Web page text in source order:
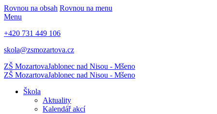
Rovnou na obsah Rovnou na menu
Menu
+420 731 449 106
skola@zsmozartova.cz
ZŠ MozartovaJablonec nad Nisou - Mšeno
ZŠ MozartovaJablonec nad Nisou - Mšeno
Škola
Aktuality
Kalendář akcí